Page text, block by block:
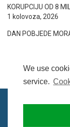
We use
service.
KORUPCIJU OD 8
1 kolovoza, 2026
DAN POBJEDE